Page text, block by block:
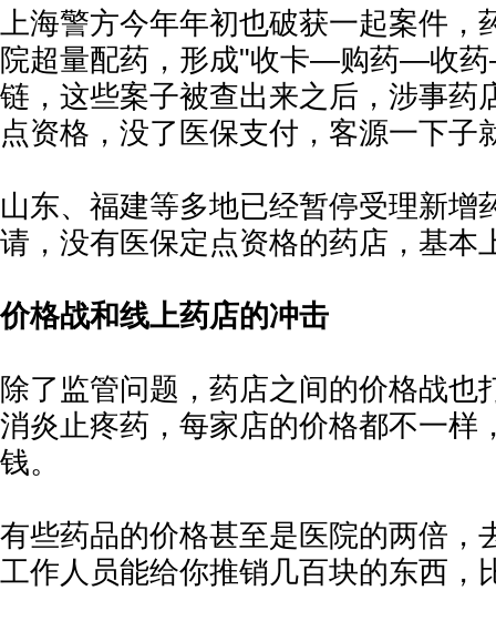
上海警方今年年初也破获一起案件，
院超量配药，形成"收卡—购药—收
链，这些案子被查出来之后，涉事药
点资格，没了医保支付，客源一下子
山东、福建等多地已经暂停受理新增
请，没有医保定点资格的药店，基本
价格战和线上药店的冲击
除了监管问题，药店之间的价格战也
消炎止疼药，每家店的价格都不一样
钱。
有些药品的价格甚至是医院的两倍，
工作人员能给你推销几百块的东西，